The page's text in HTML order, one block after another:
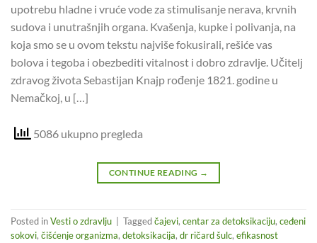
upotrebu hladne i vruće vode za stimulisanje nerava, krvnih
sudova i unutrašnjih organa. Kvašenja, kupke i polivanja, na
koja smo se u ovom tekstu najviše fokusirali, rešiće vas
bolova i tegoba i obezbediti vitalnost i dobro zdravlje. Učitelj
zdravog života Sebastijan Knajp rođenje 1821. godine u
Nemačkoj, u […]
5086 ukupno pregleda
CONTINUE READING →
Posted inVesti o zdravlju Taggedčajevi, centar za detoksikaciju, ceđeni
sokovi, čišćenje organizma, detoksikacija, dr ričard šulc, efikasnost